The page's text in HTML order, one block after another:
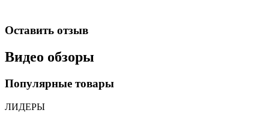
Оставить отзыв
Видео обзоры
Популярные товары
ЛИДЕРЫ